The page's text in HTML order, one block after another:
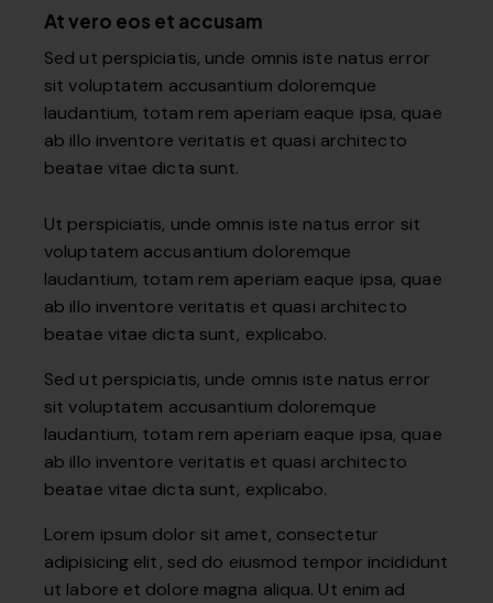
At vero eos et accusam
Sed ut perspiciatis, unde omnis iste natus error
sit voluptatem accusantium doloremque
laudantium, totam rem aperiam eaque ipsa, quae
ab illo inventore veritatis et quasi architecto
beatae vitae dicta sunt.
Ut perspiciatis, unde omnis iste natus error sit
voluptatem accusantium doloremque
laudantium, totam rem aperiam eaque ipsa, quae
ab illo inventore veritatis et quasi architecto
beatae vitae dicta sunt, explicabo.
Sed ut perspiciatis, unde omnis iste natus error
sit voluptatem accusantium doloremque
laudantium, totam rem aperiam eaque ipsa, quae
ab illo inventore veritatis et quasi architecto
beatae vitae dicta sunt, explicabo.
Lorem ipsum dolor sit amet, consectetur
adipisicing elit, sed do eiusmod tempor incididunt
ut labore et dolore magna aliqua. Ut enim ad